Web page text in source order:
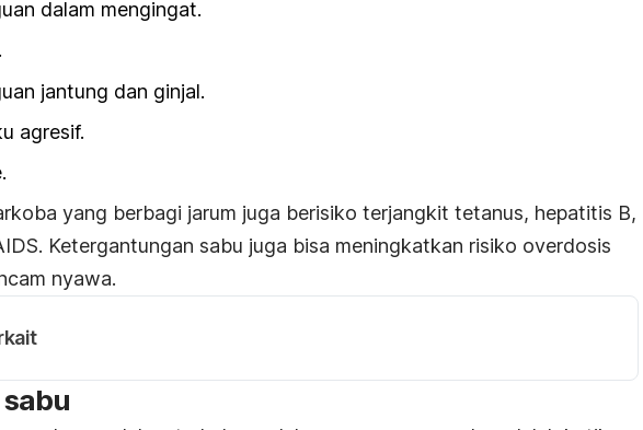
dalam mengingat.
jantung dan ginjal.
agresif.
yang berbagi jarum juga berisiko terjangkit tetanus, hepatitis B,
Ketergantungan sabu juga bisa meningkatkan risiko overdosis
nyawa.